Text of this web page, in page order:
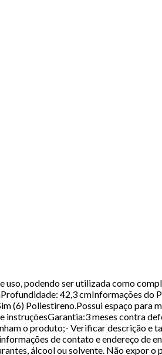
podendo ser utilizada como
42,3 cmInformações do
(6) Poliestireno.Possui espaço
meses contra
o produto;- Verificar descrição e
de contato e endereço
álcool ou solvente. Não expor